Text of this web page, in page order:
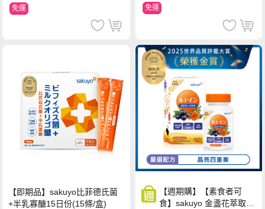
免運 免運
【即期品】sakuyo比菲德氏菌
+半乳寡醣15日份(15條/盒)
【週期購】【素食者可
食】sakuyo 金盞花萃取